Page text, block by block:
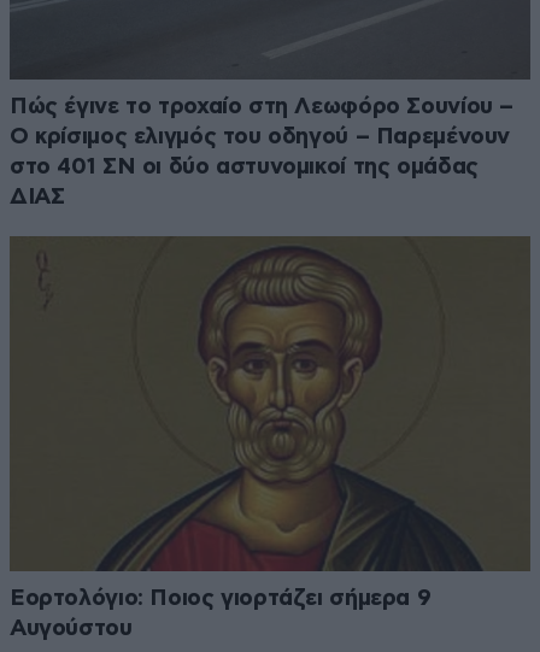
Πώς έγινε το τροχαίο στη Λεωφόρο Σουνίου –
Ο κρίσιμος ελιγμός του οδηγού – Παρεμένουν
στο 401 ΣΝ οι δύο αστυνομικοί της ομάδας
ΔΙΑΣ
Εορτολόγιο: Ποιος γιορτάζει σήμερα 9
Αυγούστου